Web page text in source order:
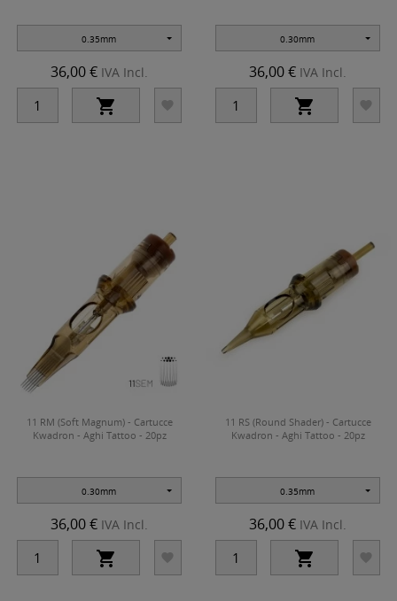
0.35mm
36,00 € IVA Incl.
 
0.30mm
36,00 € IVA Incl.
 
11 RM (Soft Magnum) - Cartucce
Kwadron - Aghi Tattoo - 20pz
0.30mm
36,00 € IVA Incl.
 
11 RS (Round Shader) - Cartucce
Kwadron - Aghi Tattoo - 20pz
0.35mm
36,00 € IVA Incl.
 